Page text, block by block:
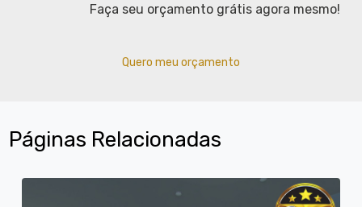
Faça seu orçamento grátis agora mesmo!
Quero meu orçamento
Páginas Relacionadas